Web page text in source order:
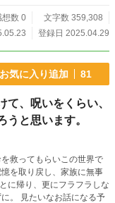
語。――果たして、彼は平
想数 0
文字数 359,308
登録日 2025.04.29
お気に入り追加 81
、呪いをくらい、
と思います。
救ってもらいこの世界で
を取り戻し、家族に無事
に帰り、更にフラフラしな
る予